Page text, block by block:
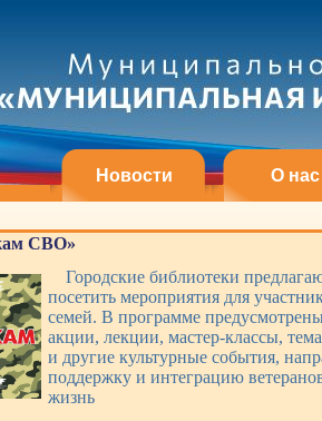
Новости О нас
СВО»
Городские библиотеки
посетить мероприятия для
семей. В программе
акции, лекции, мастер-классы,
и другие культурные события,
поддержку и интеграцию
жизнь